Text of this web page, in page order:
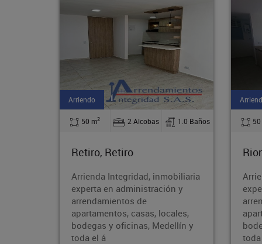
Arriendo
50 m2 2 Alcobas 2.0 Baños
Rionegro, Rionegro
Arrienda Integridad, inmobiliaria
experta en administración y
arrendamientos de
apartamentos, casas, locales,
bodegas y oficinas, Medellín y
toda el á
Ambos
en